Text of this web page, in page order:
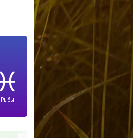
Рыбы